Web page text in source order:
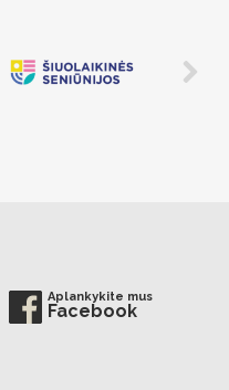
Aplankykite mus
Facebook